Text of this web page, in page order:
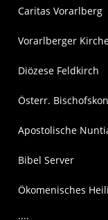
Caritas Vorarlberg
Vorarlberger
Diözese Feldkirch
Österr.
Apostolische
Bibel Server
Ökomenisches